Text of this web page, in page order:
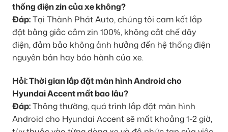
thống điện zin của xe không?
Đáp:Tại Thành Phát Auto, chúng tôi cam kết lắp
đặt bằng giắc cắm zin 100%, không cắt chế dây
điện, đảm bảo không ảnh hưởng đến hệ thống điện
nguyên bản hay bảo hành của xe.
Hỏi: Thời gian lắp đặt màn hình Android cho
Hyundai Accent mất bao lâu?
Đáp:Thông thường, quá trình lắp đặt màn hình
Android cho Hyundai Accent sẽ mất khoảng 1-2 giờ,